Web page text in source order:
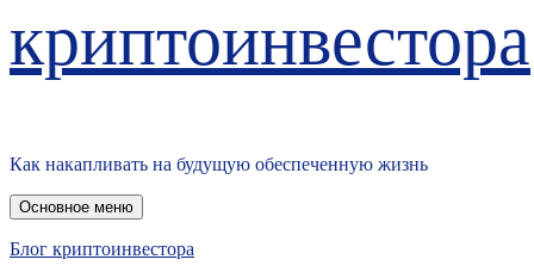
криптоинвестора
Как накапливать на будущую обеспеченную жизнь
Основное меню
Блог криптоинвестора